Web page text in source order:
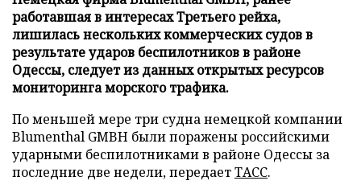
работавшая в интересах Третьего рейха,
лишилась нескольких коммерческих судов в
результате ударов беспилотников в районе
Одессы, следует из данных открытых ресурсов
мониторинга морского трафика.
По меньшей мере три судна немецкой компании
Blumenthal GMBH были поражены российскими
ударными беспилотниками в районе Одессы за
последние две недели, передаетТАСС.